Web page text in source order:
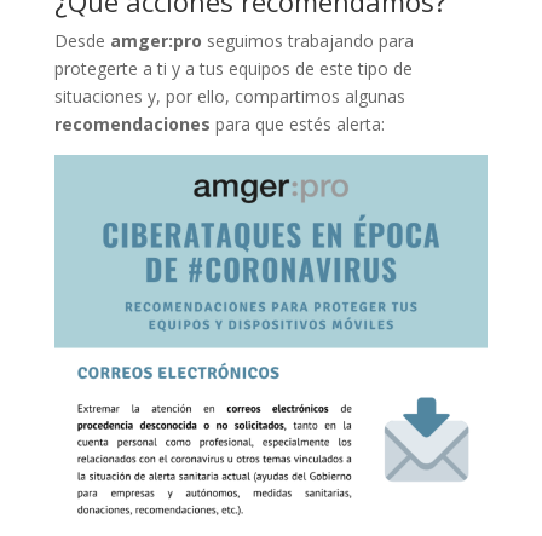
Desde amger:pro seguimos trabajando para
protegerte a ti y a tus equipos de este tipo de
situaciones y, por ello, compartimos algunas
recomendaciones para que estés alerta: